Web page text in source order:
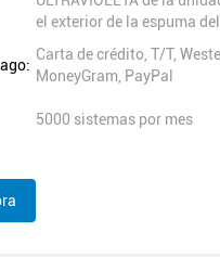
el exterior de la espuma
Carta de crédito, T/T,
MoneyGram, PayPal
5000 sistemas por mes